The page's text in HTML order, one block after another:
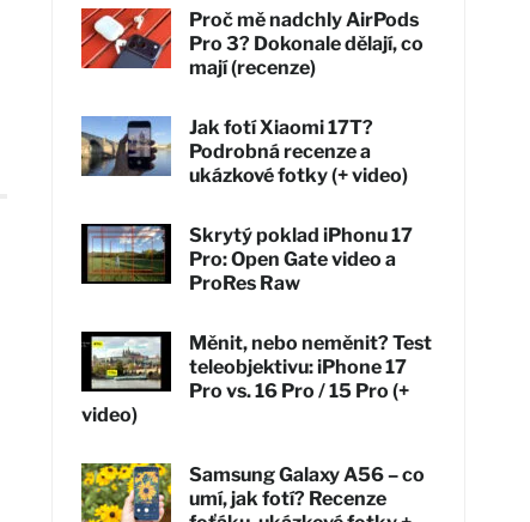
Proč mě nadchly AirPods
Pro 3? Dokonale dělají, co
mají (recenze)
Jak fotí Xiaomi 17T?
Podrobná recenze a
ukázkové fotky (+ video)
Skrytý poklad iPhonu 17
Pro: Open Gate video a
ProRes Raw
Měnit, nebo neměnit? Test
teleobjektivu: iPhone 17
Pro vs. 16 Pro / 15 Pro (+
video)
Samsung Galaxy A56 – co
umí, jak fotí? Recenze